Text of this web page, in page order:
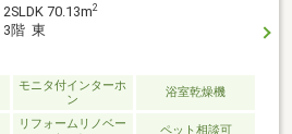
2SLDK 70.13m2
3階 東
モニタ付インターホ
ン
浴室乾燥機
リフォームリノベー
ペット相談可